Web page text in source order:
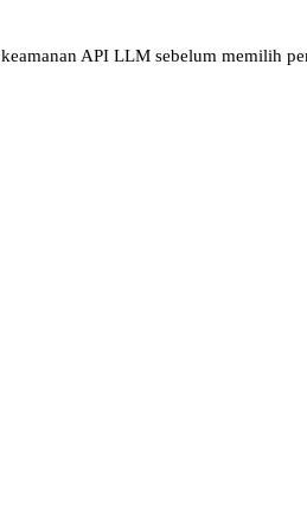
API LLM sebelum memilih